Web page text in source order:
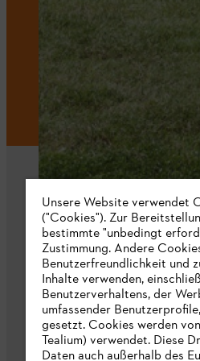
Über
STIHL
Unsere Website verwendet
("Cookies"). Zur
bestimmte "unbedingt
Zustimmung. Andere
Benutzerfreundlichkeit und
Inhalte verwenden,
Benutzerverhaltens, der
umfassender
gesetzt. Cookies werden
Tealium) verwendet. Diese
Daten auch außerhalb des